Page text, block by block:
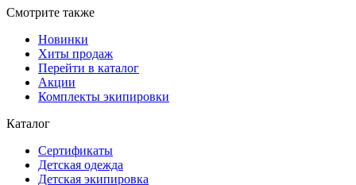
Смотрите также
Новинки
Хиты продаж
Перейти в каталог
Акции
Комплекты экипировки
Каталог
Сертификаты
Детская одежда
Детская экипировка